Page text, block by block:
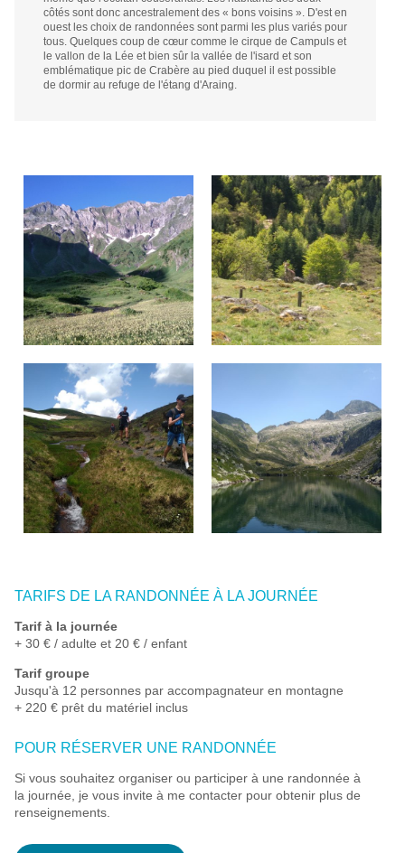
côtés sont donc ancestralement des « bons voisins ». D'est en
ouest les choix de randonnées sont parmi les plus variés pour
tous. Quelques coup de cœur comme le cirque de Campuls et
le vallon de la Lée et bien sûr la vallée de l'isard et son
emblématique pic de Crabère au pied duquel il est possible
de dormir au refuge de l'étang d'Araing.
TARIFS DE LA RANDONNÉE À LA JOURNÉE
Tarif à la journée
+ 30 € / adulte et 20 € / enfant
Tarif groupe
Jusqu'à 12 personnes par accompagnateur en montagne
+ 220 € prêt du matériel inclus
POUR RÉSERVER UNE RANDONNÉE
Si vous souhaitez organiser ou participer à une randonnée à
la journée, je vous invite à me contacter pour obtenir plus de
renseignements.